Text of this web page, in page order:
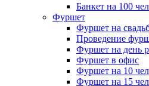
Банкет на 100
Фуршет
Фуршет на
Проведение
Фуршет на день
Фуршет в офис
Фуршет на 10
Фуршет на 15